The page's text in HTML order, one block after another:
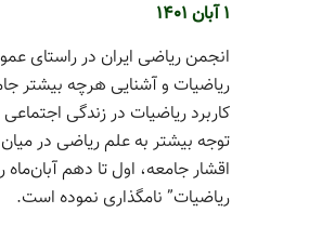
1 آبان 1401
انجمن ریاضی ایران در راستای
ریاضیات و آشنایی هرچه بیشتر
کاربرد ریاضیات در زندگی
توجه بیشتر به علم ریاضی در
اقشار جامعه، اول تا دهم آبان‌ماه
ریاضیات” نامگذاری نموده است.